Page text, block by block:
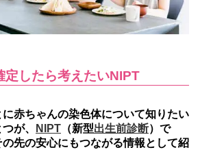
定したら考えたいNIPT
赤ちゃんの染色体について知りたい
が、
NIPT （新型出生前診断）で
先の安心にもつながる情報として紹